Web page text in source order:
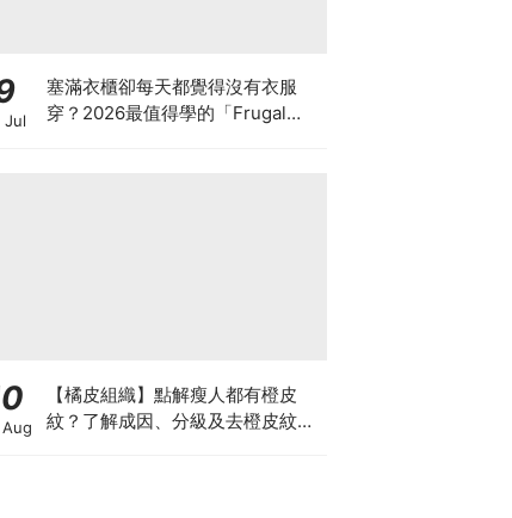
Jul
塞滿衣櫃卻每天都覺得沒有衣服
穿？2026最值得學的「Frugal
【橘皮組織】點解瘦人都有橙皮
紋？了解成因、分級及去橙皮紋改